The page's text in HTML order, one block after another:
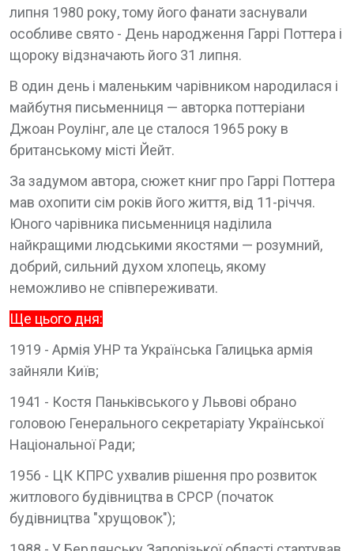
липня 1980 року, тому його фанати заснували
особливе свято - День народження Гаррі Поттера і
щороку відзначають його 31 липня.
В один день і маленьким чарівником народилася і
майбутня письменниця — авторка поттеріани
Джоан Роулінг, але це сталося 1965 року в
британському місті Йейт.
За задумом автора, сюжет книг про Гаррі Поттера
мав охопити сім років його життя, від 11-річчя.
Юного чарівника письменниця наділила
найкращими людськими якостями — розумний,
добрий, сильний духом хлопець, якому
неможливо не співпереживати.
Ще цього дня:
1919 - Армія УНР та Українська Галицька армія
зайняли Київ;
1941 - Костя Паньківського у Львові обрано
головою Генерального секретаріату Української
Національної Ради;
1956 - ЦК КПРС ухвалив рішення про розвиток
житлового будівництва в СРСР (початок
будівництва "хрущовок");